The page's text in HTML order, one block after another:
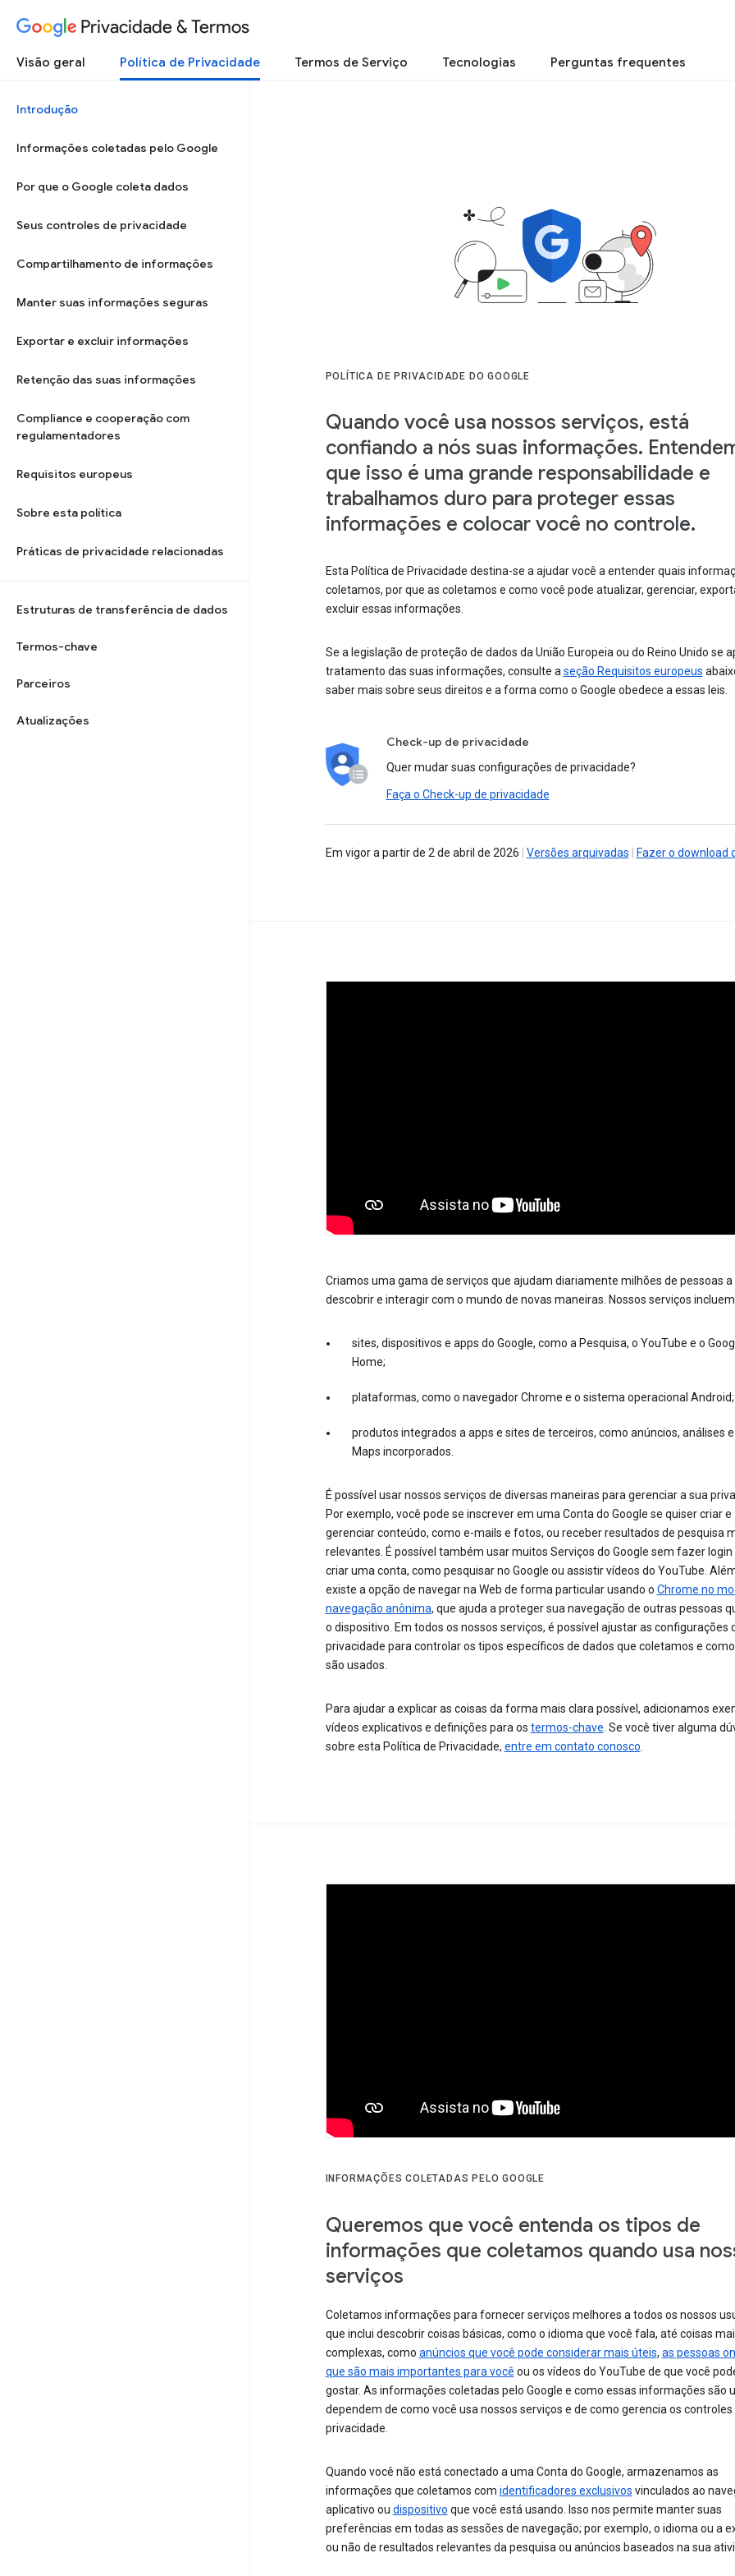
Privacidade & Termos
Visão geral Política de Privacidade Termos de Serviço Tecnologias Perguntas frequentes
Introdução
Informações coletadas pelo Google
Por que o Google coleta dados
Seus controles de privacidade
Compartilhamento de informações
Manter suas informações seguras
Exportar e excluir informações
Retenção das suas informações
Compliance e cooperação com
regulamentadores
Requisitos europeus
Sobre esta política
Práticas de privacidade relacionadas
Estruturas de transferência de dados
Termos-chave
Parceiros
Atualizações
POLÍTICA DE PRIVACIDADE DO GOOGLE
Quando você usa nossos serviços, está
confiando a nós suas informações.
que isso é uma grande responsabilidade e
trabalhamos duro para proteger essas
informações e colocar você no controle.
Esta Política de Privacidade destina-se a ajudar você a entender quais
coletamos, por que as coletamos e como você pode atualizar, gerenciar,
excluir essas informações.
Se a legislação de proteção de dados da União Europeia ou do Reino Unido se
tratamento das suas informações, consulte aseção Requisitos europeus
saber mais sobre seus direitos e a forma como o Google obedece a essas leis.
Check-up de privacidade
Quer mudar suas configurações de privacidade?
Faça o Check-up de privacidade
Em vigor a partir de 2 de abril de 2026 Versões arquivadas Fazer o download
Criamos uma gama de serviços que ajudam diariamente milhões de pessoas a
descobrir e interagir com o mundo de novas maneiras. Nossos serviços
sites, dispositivos e apps do Google, como a Pesquisa, o YouTube e o
Home;
plataformas, como o navegador Chrome e o sistema operacional Android;
produtos integrados a apps e sites de terceiros, como anúncios, análises e
Maps incorporados.
É possível usar nossos serviços de diversas maneiras para gerenciar a sua
Por exemplo, você pode se inscrever em uma Conta do Google se quiser criar e
gerenciar conteúdo, como e-mails e fotos, ou receber resultados de pesquisa
relevantes. É possível também usar muitos Serviços do Google sem fazer login
criar uma conta, como pesquisar no Google ou assistir vídeos do YouTube.
existe a opção de navegar na Web de forma particular usando o Chrome no
navegação anônima, que ajuda a proteger sua navegação de outras pessoas
o dispositivo. Em todos os nossos serviços, é possível ajustar as configurações
privacidade para controlar os tipos específicos de dados que coletamos e
são usados.
Para ajudar a explicar as coisas da forma mais clara possível, adicionamos
vídeos explicativos e definições para os termos-chave. Se você tiver alguma
sobre esta Política de Privacidade, entre em contato conosco.
INFORMAÇÕES COLETADAS PELO GOOGLE
Queremos que você entenda os tipos de
informações que coletamos quando usa
serviços
Coletamos informações para fornecer serviços melhores a todos os nossos
que inclui descobrir coisas básicas, como o idioma que você fala, até coisas
complexas, como anúncios que você pode considerar mais úteis, as pessoas
que são mais importantes para você ou os vídeos do YouTube de que você
gostar. As informações coletadas pelo Google e como essas informações são
dependem de como você usa nossos serviços e de como gerencia os controles
privacidade.
Quando você não está conectado a uma Conta do Google, armazenamos as
informações que coletamos com identificadores exclusivos vinculados ao
aplicativo ou dispositivo que você está usando. Isso nos permite manter suas
preferências em todas as sessões de navegação; por exemplo, o idioma ou a
ou não de resultados relevantes da pesquisa ou anúncios baseados na sua